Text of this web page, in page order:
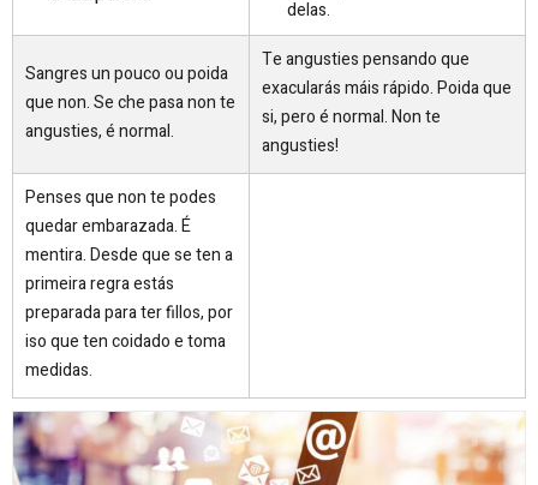
delas.
Sangres un pouco ou poida
que non. Se che pasa non te
angusties, é normal.
Te angusties pensando que
exacularás máis rápido. Poida que
si, pero é normal. Non te
angusties!
Penses que non te podes
quedar embarazada. É
mentira. Desde que se ten a
primeira regra estás
preparada para ter fillos, por
iso que ten coidado e toma
medidas.